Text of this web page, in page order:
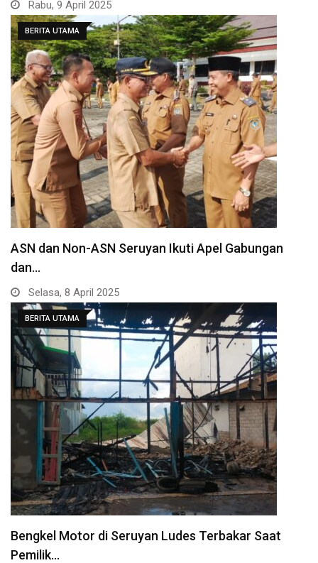
Rabu, 9 April 2025
BERITA UTAMA
ASN dan Non-ASN Seruyan Ikuti Apel Gabungan
dan…
Selasa, 8 April 2025
BERITA UTAMA
Bengkel Motor di Seruyan Ludes Terbakar Saat
Pemilik…